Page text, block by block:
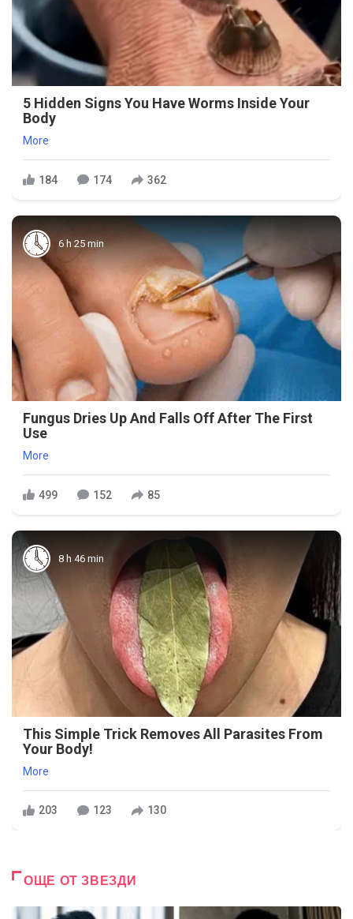
5 Hidden Signs You Have Worms Inside Your
Body
More
184 174 362
6 h 25 min
Fungus Dries Up And Falls Off After The First
Use
More
499 152 85
8 h 46 min
This Simple Trick Removes All Parasites From
Your Body!
More
203 123 130
ОЩЕ ОТ ЗВЕЗДИ